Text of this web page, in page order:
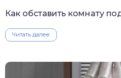
Как обставить комнату
Читать далее